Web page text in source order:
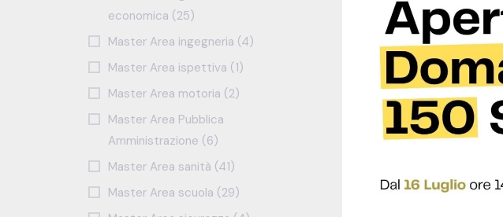
economica (25)
Master Area ingegneria (4)
Master Area ispettiva (1)
Master Area motoria (2)
Master Area Pubblica
Amministrazione (6)
Master Area sanità (41)
Master Area scuola (29)